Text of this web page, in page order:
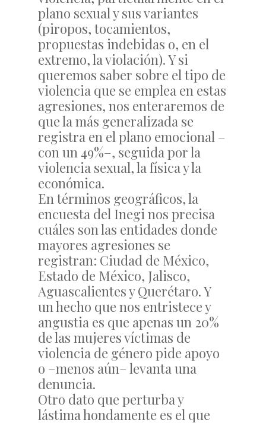
plano sexual y sus variantes
(piropos, tocamientos,
propuestas indebidas o, en el
extremo, la violación). Y si
queremos saber sobre el tipo de
violencia que se emplea en estas
agresiones, nos enteraremos de
que la más generalizada se
registra en el plano emocional –
con un 49%–, seguida por la
violencia sexual, la física y la
económica.
En términos geográficos, la
encuesta del Inegi nos precisa
cuáles son las entidades donde
mayores agresiones se
registran: Ciudad de México,
Estado de México, Jalisco,
Aguascalientes y Querétaro. Y
un hecho que nos entristece y
angustia es que apenas un 20%
de las mujeres víctimas de
violencia de género pide apoyo
o –menos aún– levanta una
denuncia.
Otro dato que perturba y
lástima hondamente es el que